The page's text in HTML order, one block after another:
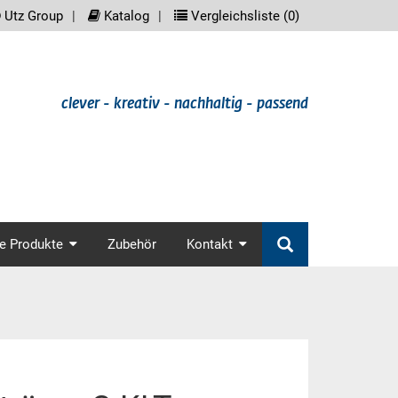
Utz Group Katalog Vergleichsliste (0)
clever - kreativ - nachhaltig - passend
Produkte Zubehör Kontakt